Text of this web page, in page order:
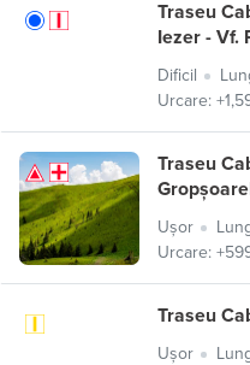
Traseu
Iezer - Vf.
Dificil
Urcare:
Traseu
Ușor
Urcare:
Traseu
Ușor